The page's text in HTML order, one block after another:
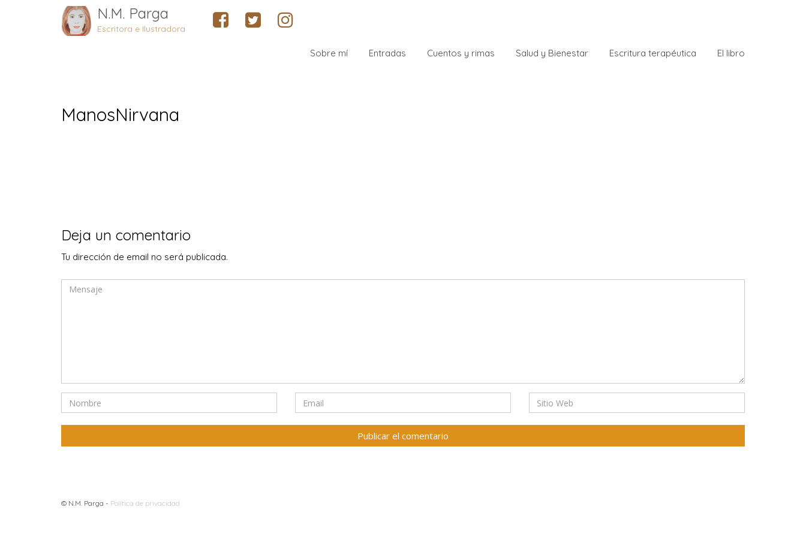
N.M. Parga
Escritora e Ilustradora
Sobre mí Entradas Cuentos y rimas Salud y Bienestar Escritura terapéutica El libro
ManosNirvana
Deja un comentario
Tu dirección de email no será publicada.
© N.M. Parga - Política de privacidad